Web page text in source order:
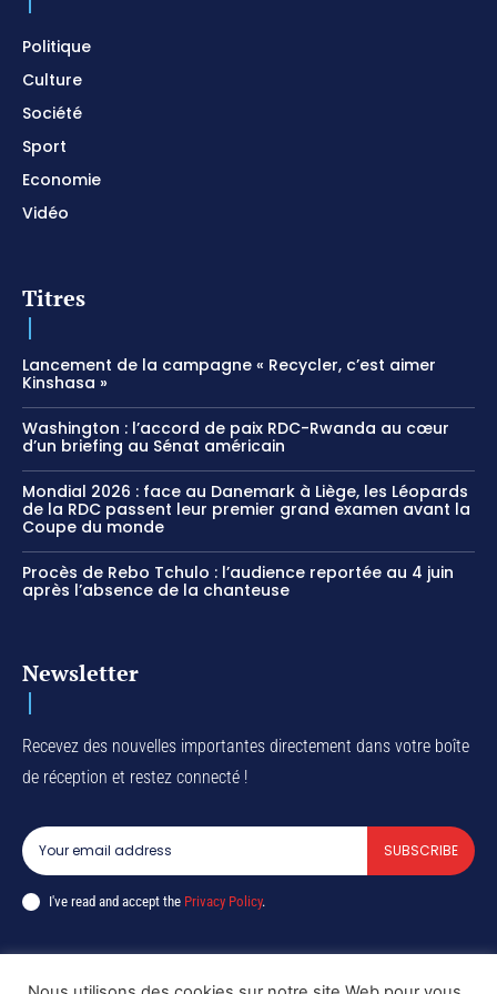
Politique
Culture
Société
Sport
Economie
Vidéo
Titres
Lancement de la campagne « Recycler, c’est aimer
Kinshasa »
Washington : l’accord de paix RDC-Rwanda au cœur
d’un briefing au Sénat américain
Mondial 2026 : face au Danemark à Liège, les Léopards
de la RDC passent leur premier grand examen avant la
Coupe du monde
Procès de Rebo Tchulo : l’audience reportée au 4 juin
après l’absence de la chanteuse
Newsletter
Recevez des nouvelles importantes directement dans votre boîte
de réception et restez connecté !
SUBSCRIBE
I've read and accept the Privacy Policy.